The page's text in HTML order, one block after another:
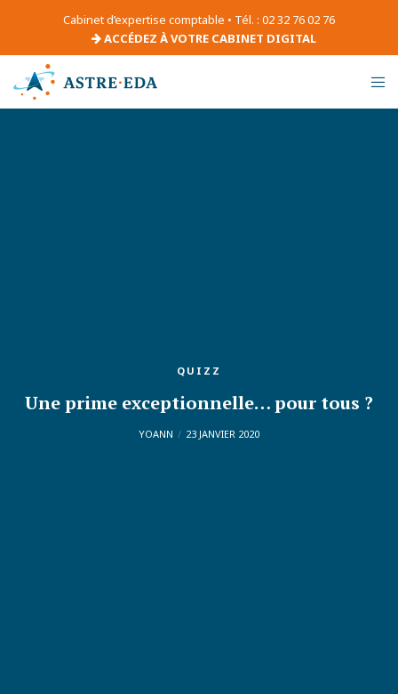
Cabinet d’expertise comptable • Tél. : 02 32 76 02 76
ACCÉDEZ À VOTRE CABINET DIGITAL
QUIZZ
Une prime exceptionnelle… pour tous ?
YOANN 23 JANVIER 2020